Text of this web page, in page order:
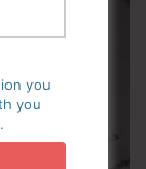
you
you